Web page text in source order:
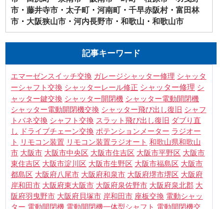
市 ・藤井寺市 ・ 太子町 ・河南町 ・千早赤阪村・富田林
市 ・ 大阪狭山市 ・河内長野市 ・和歌山 ・和歌山市
記事キーワード
エマーゼンスイッチ交換 ガレージシャッター修理 シャッタ
ーシャフト交換 シャッターレール修正 シャッター修理 シ
ャッター鍵交換 シャッター開閉機 シャッター電動開閉機
シャッター電動開閉機交換 シャッター飛び出し復旧 シャフ
トバネ交換 シャフト交換 スラット飛び出し復旧 ダブり直
し
ドライブチェーン交換 ポテンションメーター ラジオー
ト
リモコン装置 リモコン装置ラジオート 和歌山県和歌山
市 大阪市 大阪市中央区 大阪市住吉区 大阪市平野区 大阪市
東住吉区 大阪市淀川区 大阪市生野区 大阪市福島区 大阪市
都島区 大阪府八尾市 大阪府和泉市 大阪府堺市堺区 大阪府
岸和田市 大阪府東大阪市 大阪府泉佐野市 大阪府泉北郡 大
阪府羽曳野市 大阪府貝塚市 岸和田市 座板交換 電動シャッ
ター 電動開閉機 電動開閉機一体型シャフト 電動開閉機交